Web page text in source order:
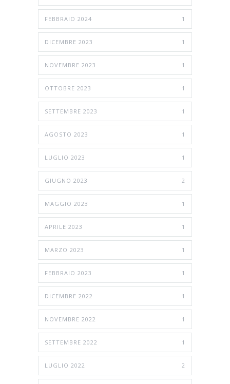
FEBBRAIO 2024 1
DICEMBRE 2023 1
NOVEMBRE 2023 1
OTTOBRE 2023 1
SETTEMBRE 2023 1
AGOSTO 2023 1
LUGLIO 2023 1
GIUGNO 2023 2
MAGGIO 2023 1
APRILE 2023 1
MARZO 2023 1
FEBBRAIO 2023 1
DICEMBRE 2022 1
NOVEMBRE 2022 1
SETTEMBRE 2022 1
LUGLIO 2022 2